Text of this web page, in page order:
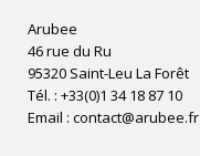
Arubee
46 rue du Ru
95320 Saint-Leu La Forêt
Tél. : +33(0)1 34 18 87 10
Email : contact@arubee.fr